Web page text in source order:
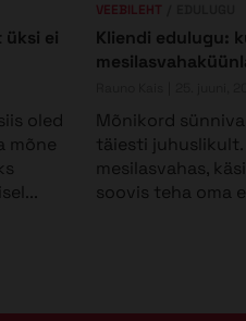
ei
oled
mõne
VEEBILEHT
Kliendi edulugu:
Mõnikord
täiesti
mesilasvahas,
soovis teha oma